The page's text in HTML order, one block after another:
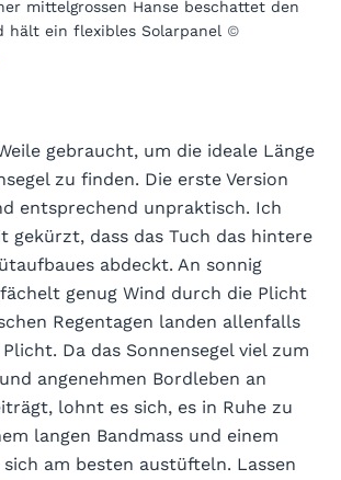
mittelgrossen Hanse beschattet den
hält ein flexibles Solarpanel ©
gebraucht, um die ideale Länge
zu finden. Die erste Version
entsprechend unpraktisch. Ich
gekürzt, dass das Tuch das hintere
abdeckt. An sonnig
fächelt genug Wind durch die Plicht
Regentagen landen allenfalls
Da das Sonnensegel viel zum
angenehmen Bordleben an
lohnt es sich, es in Ruhe zu
langen Bandmass und einem
am besten austüfteln. Lassen